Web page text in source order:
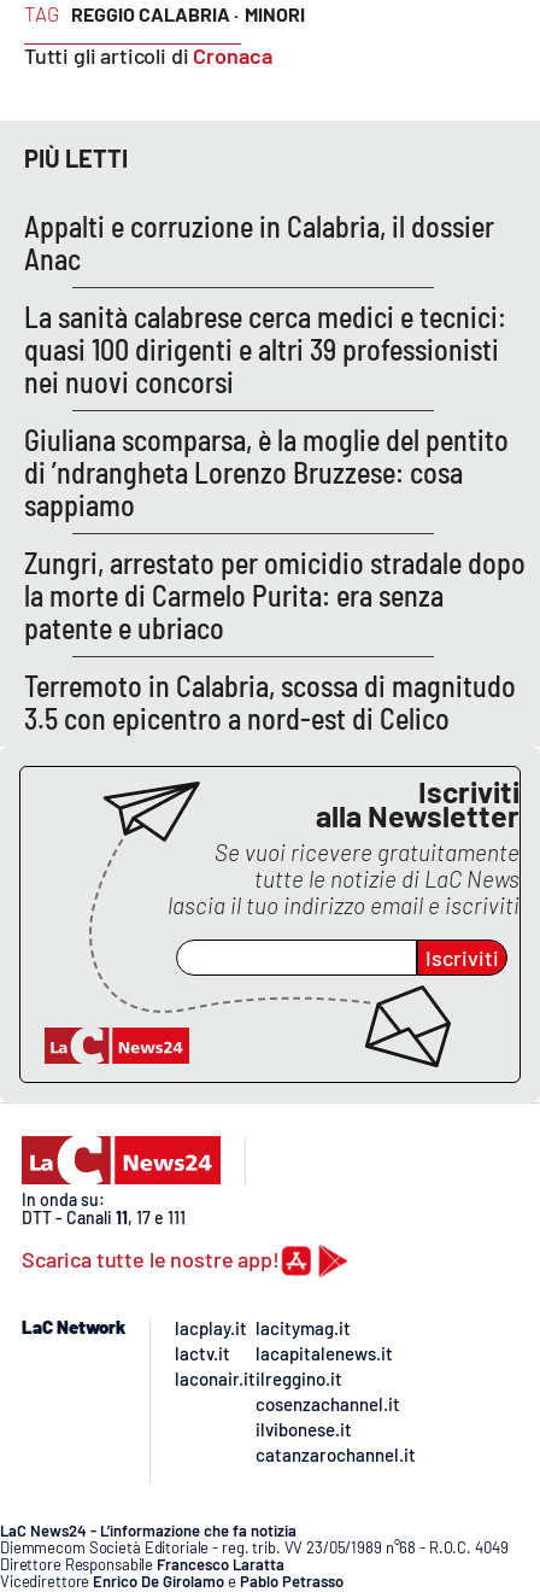
APP
Android
TAG REGGIO CALABRIA · MINORI
Tutti gli articoli di Cronaca
PIÙ LETTI
Appalti e corruzione in Calabria, il dossier
Anac
La sanità calabrese cerca medici e tecnici:
quasi 100 dirigenti e altri 39 professionisti
nei nuovi concorsi
Giuliana scomparsa, è la moglie del pentito
di ’ndrangheta Lorenzo Bruzzese: cosa
sappiamo
Zungri, arrestato per omicidio stradale dopo
la morte di Carmelo Purita: era senza
patente e ubriaco
Terremoto in Calabria, scossa di magnitudo
3.5 con epicentro a nord-est di Celico
Iscriviti
alla Newsletter
Se vuoi ricevere gratuitamente
tutte le notizie di LaC News
lascia il tuo indirizzo email e iscriviti
Iscriviti
In onda su:
DTT - Canali 11, 17 e 111
Scarica tutte le nostre app!
LaC Network
lacplay.it
lactv.it
laconair.it
lacitymag.it
lacapitalenews.it
ilreggino.it
cosenzachannel.it
ilvibonese.it
catanzarochannel.it
LaC News24 - L’informazione che fa notizia
Diemmecom Società Editoriale - reg. trib. VV 23/05/1989 n°68 - R.O.C. 4049
Direttore Responsabile Francesco Laratta
Vicedirettore Enrico De GirolamoePablo Petrasso